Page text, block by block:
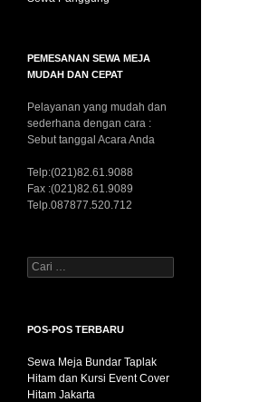
PEMESANAN SEWA MEJA
MUDAH DAN CEPAT
Pelayanan yang mudah dan
sederhana dengan cara :
Sebut tanggal Acara Anda
Telp:(021)82.61.9088
Fax :(021)82.61.9089
Telp.087877.520.712
Cari
untuk:
POS-POS TERBARU
Sewa Meja Bundar Taplak
Hitam dan Kursi Event Cover
Hitam Jakarta